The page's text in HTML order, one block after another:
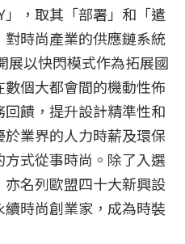
」，取其「部署」和「遣
時尚產業的供應鏈系統
展以快閃模式作為拓展國
個大都會間的機動性佈
饋，提升設計精準性和
業界的人力時薪及環保
式從事時尚。除了入選
名列歐盟四十大新興設
時尚創業家，成為時裝